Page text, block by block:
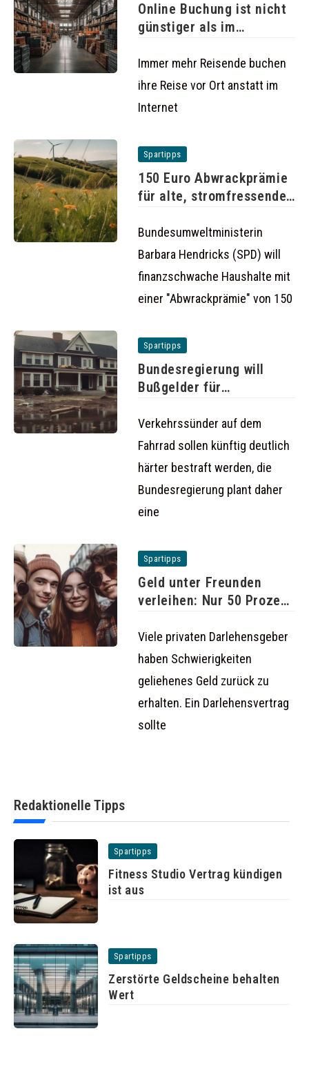
Online Buchung ist nicht
günstiger als im
Immer mehr Reisende buchen
ihre Reise vor Ort anstatt im
Internet
Spartipps
150 Euro Abwrackprämie
für alte, stromfressende
Bundesumweltministerin
Barbara Hendricks (SPD) will
finanzschwache Haushalte mit
einer "Abwrackprämie" von 150
Spartipps
Bundesregierung will
Bußgelder für
Verkehrssünder auf dem
Fahrrad sollen künftig deutlich
härter bestraft werden, die
Bundesregierung plant daher
eine
Spartipps
Geld unter Freunden
verleihen: Nur 50 Prozent
Viele privaten Darlehensgeber
haben Schwierigkeiten
geliehenes Geld zurück zu
erhalten. Ein Darlehensvertrag
sollte
Redaktionelle Tipps
Spartipps
Fitness Studio Vertrag kündigen
ist aus
Spartipps
Zerstörte Geldscheine behalten
Wert